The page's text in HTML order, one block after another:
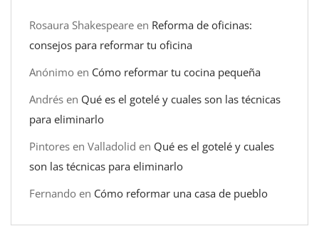
Rosaura Shakespeare en Reforma de oficinas:
consejos para reformar tu oficina
Anónimo en Cómo reformar tu cocina pequeña
Andrés en Qué es el gotelé y cuales son las técnicas
para eliminarlo
Pintores en Valladolid en Qué es el gotelé y cuales
son las técnicas para eliminarlo
Fernando en Cómo reformar una casa de pueblo